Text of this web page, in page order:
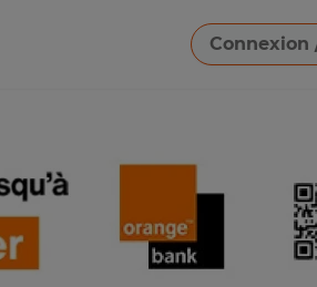
Télécharger une